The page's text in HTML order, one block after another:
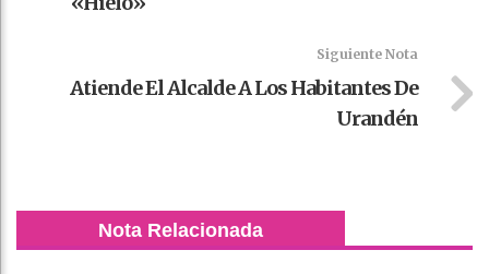
Siguiente Nota
Atiende El Alcalde A Los Habitantes De
Urandén
Nota Relacionada